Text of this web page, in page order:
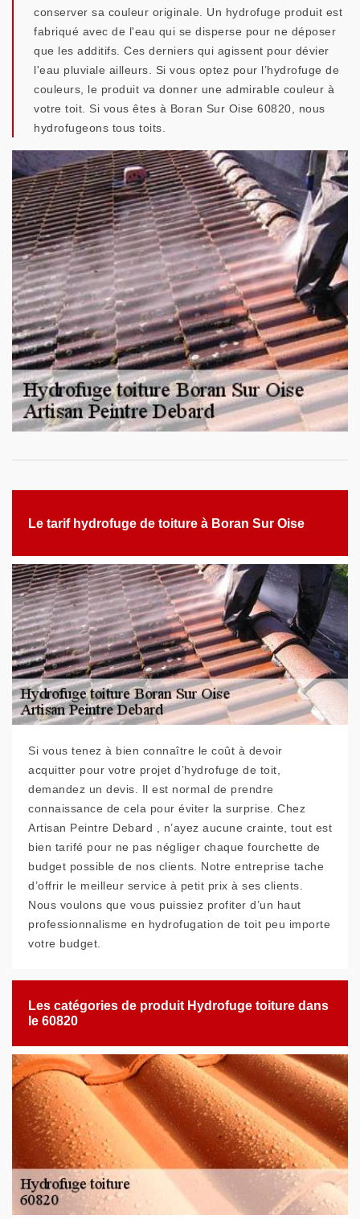
conserver sa couleur originale. Un hydrofuge produit est
fabriqué avec de l'eau qui se disperse pour ne déposer
que les additifs. Ces derniers qui agissent pour dévier
l'eau pluviale ailleurs. Si vous optez pour l’hydrofuge de
couleurs, le produit va donner une admirable couleur à
votre toit. Si vous êtes à Boran Sur Oise 60820, nous
hydrofugeons tous toits.
Le tarif hydrofuge de toiture à Boran Sur Oise
Si vous tenez à bien connaître le coût à devoir
acquitter pour votre projet d’hydrofuge de toit,
demandez un devis. Il est normal de prendre
connaissance de cela pour éviter la surprise. Chez
Artisan Peintre Debard , n’ayez aucune crainte, tout est
bien tarifé pour ne pas négliger chaque fourchette de
budget possible de nos clients. Notre entreprise tache
d’offrir le meilleur service à petit prix à ses clients.
Nous voulons que vous puissiez profiter d’un haut
professionnalisme en hydrofugation de toit peu importe
votre budget.
Les catégories de produit Hydrofuge toiture dans
le 60820